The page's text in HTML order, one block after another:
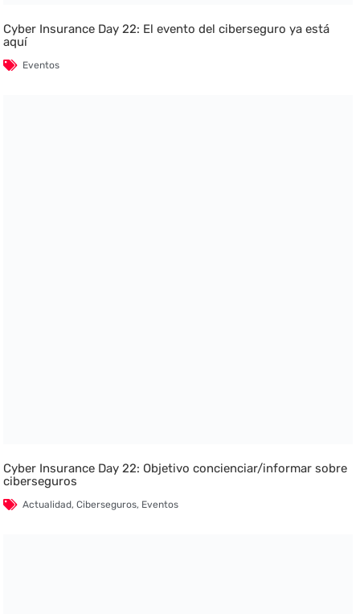
Cyber Insurance Day 22: El evento del ciberseguro ya está
aquí
Eventos
Cyber Insurance Day 22: Objetivo concienciar/informar sobre
ciberseguros
Actualidad,Ciberseguros, Eventos